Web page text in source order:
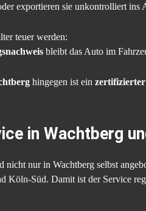
exportieren sie unkontrolliert ins
teuer werden:
bleibt das Auto im
hingegen ist ein
in Wachtberg
nur in Wachtberg selbst
Köln-Süd. Damit ist der Service